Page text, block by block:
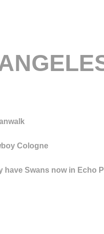
Cologne
have Swans now in Echo